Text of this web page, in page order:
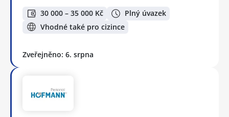
30 000 – 35 000 Kč
Plný úvazek
Vhodné také pro cizince
Zveřejněno: 6. srpna